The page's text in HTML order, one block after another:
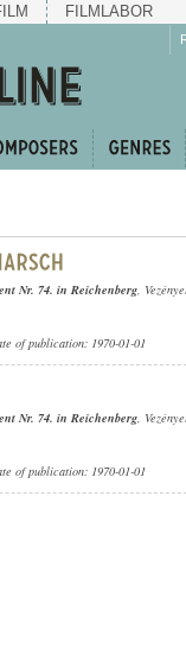
FILMLABOR
Nr. 74. in Reichenberg,
of publication: 1970-01-01
Nr. 74. in Reichenberg,
of publication: 1970-01-01